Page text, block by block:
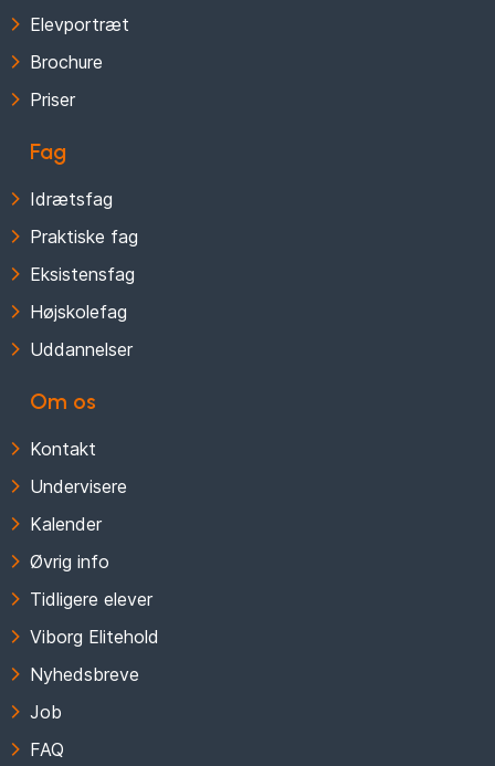
Elevportræt
Brochure
Priser
Fag
Idrætsfag
Praktiske fag
Eksistensfag
Højskolefag
Uddannelser
Om os
Kontakt
Undervisere
Kalender
Øvrig info
Tidligere elever
Viborg Elitehold
Nyhedsbreve
Job
FAQ